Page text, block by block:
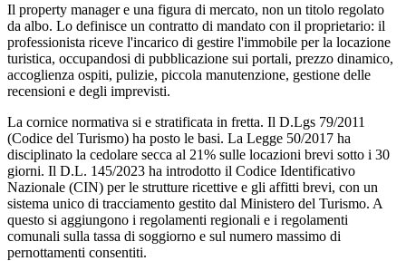
Il property manager e una figura di mercato, non un titolo regolato
da albo. Lo definisce un contratto di mandato con il proprietario: il
professionista riceve l'incarico di gestire l'immobile per la locazione
turistica, occupandosi di pubblicazione sui portali, prezzo dinamico,
accoglienza ospiti, pulizie, piccola manutenzione, gestione delle
recensioni e degli imprevisti.
La cornice normativa si e stratificata in fretta. Il D.Lgs 79/2011
(Codice del Turismo) ha posto le basi. La Legge 50/2017 ha
disciplinato la cedolare secca al 21% sulle locazioni brevi sotto i 30
giorni. Il D.L. 145/2023 ha introdotto il Codice Identificativo
Nazionale (CIN) per le strutture ricettive e gli affitti brevi, con un
sistema unico di tracciamento gestito dal Ministero del Turismo. A
questo si aggiungono i regolamenti regionali e i regolamenti
comunali sulla tassa di soggiorno e sul numero massimo di
pernottamenti consentiti.